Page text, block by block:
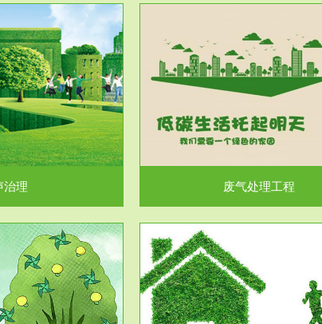
治理
务范围
处理工程
废气处理工程
服务范围
水处理工程
服务范围
级环保管家
服务范围
固体危险废物处理